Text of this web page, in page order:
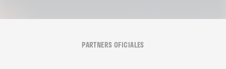
PARTNERS OFICIALES